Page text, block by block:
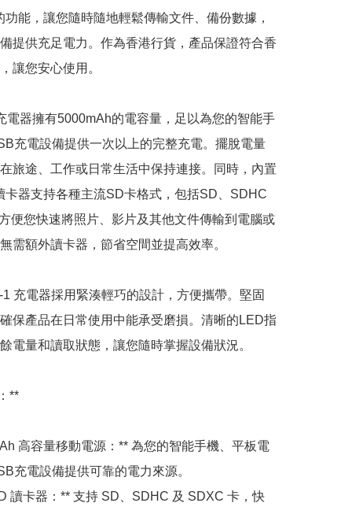
功能，讓您隨時隨地輕鬆傳輸文件、備份數據，
提供充足電力。作為香港行貨，產品保證符合香
讓您安心使用。
電器擁有5000mAh的電容量，足以為您的智能手
充電設備提供一次以上的完整充電。擺脫電量
旅途、工作或日常生活中保持連接。同時，內置
卡器支持各種主流SD卡格式，包括SD、SDHC
便您快速將照片、影片及其他文件傳輸到電腦或
需額外讀卡器，節省空間並提高效率。
1 充電器採用緊湊輕巧的設計，方便攜帶。堅固
保產品在日常使用中能承受磨損。清晰的LED指
電量和讀取狀態，讓您隨時掌握設備狀況。
**
高容量移動電源：** 為您的智能手機、平板電
充電設備提供可靠的電力來源。
讀卡器：** 支持 SD、SDHC 及 SDXC 卡，快